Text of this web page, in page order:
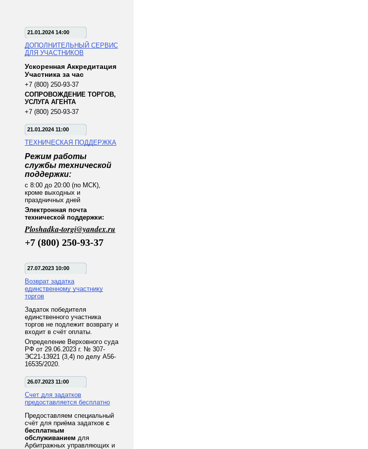
21.01.2024 14:00
ДОПОЛНИТЕЛЬНЫЙ СЕРВИС
ДЛЯ УЧАСТНИКОВ
Ускоренная Аккредитация
Участника за час
+7 (800) 250-93-37
СОПРОВОЖДЕНИЕ ТОРГОВ,
УСЛУГА АГЕНТА
+7 (800) 250-93-37
21.01.2024 11:00
ТЕХНИЧЕСКАЯ ПОДДЕРЖКА
Режим работы
службы технической
поддержки:
с 8:00 до 20:00 (по МСК),
кроме выходных и
праздничных дней
Электронная почта
технической поддержки:
Ploshadka-torgi@yandex.ru
+7 (800) 250-93-37
27.07.2023 10:00
Возврат задатка
единственному участнику
торгов
Задаток победителя
единственного участника
торгов не подлежит возврату и
входит в счёт оплаты.
Определение Верховного суда
РФ от 29.06.2023 г. № 307-
ЭС21-13921 (3,4) по делу А56-
16535/2020.
26.07.2023 11:00
Счет для задатков
предоставляется бесплатно
Предоставляем специальный
счёт для приёма задатков с
бесплатным
обслуживанием для
Арбитражных управляющих и